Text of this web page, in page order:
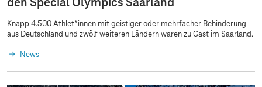
den Special Olympics Saarland
Knapp 4.500 Athlet*innen mit geistiger oder mehrfacher Behinderung
aus Deutschland und zwölf weiteren Ländern waren zu Gast im Saarland.
News